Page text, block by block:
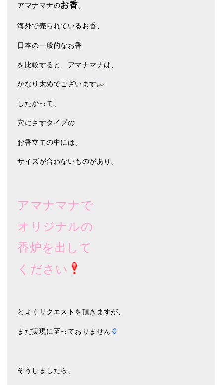
ギフトラッピング
シンギングボウル講座
初級講座
倍音呼吸法レッスン
中級講座
上級講座
ビギナー講師・養成講座
アマナマナとは
LINEお友だち登録
お客様の声
ブログ
特商法の表記
アマナマナのお香
海外で売られているお香、
日本の一般的なお香
を比較すると、アマナマナは、
かなり太めでございます
したがって、
穴にさすタイプの
お香立ての中には、
サイズが合わないものがあり、
アマナマナで
オリジナルの
香炉を出して
ください
とよくリクエストを頂きますが、
まだ実現に至っておりません
そうしましたら、